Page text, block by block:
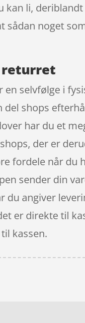
li,
sådan noget
returret
selvfølge i
shops
har du et
der er
fordele når du
sender din
angiver
er direkte til
kassen.